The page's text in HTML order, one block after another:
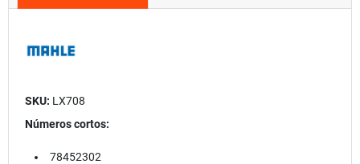
SKU: LX708
Números cortos:
78452302